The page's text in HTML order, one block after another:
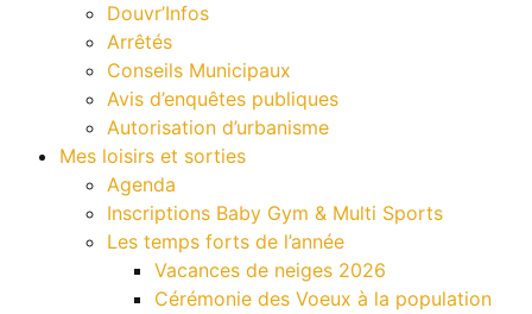
Douvr’Infos
Arrêtés
Conseils Municipaux
Avis d’enquêtes publiques
Autorisation d’urbanisme
Mes loisirs et sorties
Agenda
Inscriptions Baby Gym & Multi Sports
Les temps forts de l’année
Vacances de neiges 2026
Cérémonie des Voeux à la population